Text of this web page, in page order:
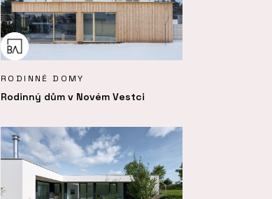
RODINNÉ DOMY
Rodinný dům v Novém Vestci